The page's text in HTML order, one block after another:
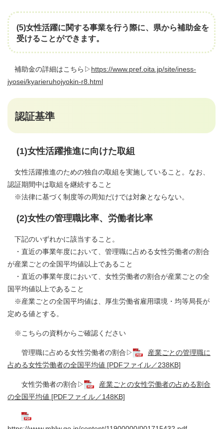
(5)女性活躍に関する事業を行う際に、県から補助金を
受けることができます。
補助金の詳細はこちら▷ https://www.pref.oita.jp/site/iness-
jyosei/kyarieruhojyokin-r8.html
認証基準
(1)女性活躍推進に向けた取組
女性活躍推進のための独自の取組を実施していること。なお、
認証期間中は取組を継続すること
※法律に基づく制度等の周知だけでは対象とならない。
(2)女性の管理職比率、労働者比率
下記のいずれかに該当すること。
・直近の事業年度において、管理職に占める女性労働者の割合
が産業ごとの全国平均値以上であること
・直近の事業年度において、女性労働者の割合が産業ごとの全
国平均値以上であること
※産業ごとの全国平均値は、厚生労働省雇用環境・均等局長が
定める値とする。
※こちらの資料からご確認ください
管理職に占める女性労働者の割合▷
産業ごとの管理職に
占める女性労働者の全国平均値 [PDFファイル／238KB]
女性労働者の割合▷
産業ごとの女性労働者の占める割合
の全国平均値 [PDFファイル／148KB]